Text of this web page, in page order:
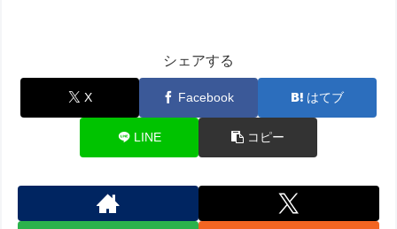
シェアする
X Facebook はてブ
LINE コピー